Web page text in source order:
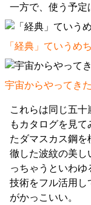
一方で、使う予定
「経典」ていうめ
宇宙からやってき
これらは同じ五
もカタログを見
たダマスカス鋼を
徹した波紋の美し
っちゃうといわ
技術をフル活用し
がかっこいい。